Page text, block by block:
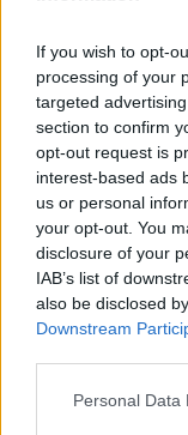
If you wish to opt-
processing of your
targeted
section to confirm
opt-out request is
interest-based ads
us or personal
your opt-out. You
disclosure of your
IAB’s list of
also be disclosed
Downstream
Personal Data
Πριν 5 ημέρες
70 χρόνια
Ανδρεάδειο